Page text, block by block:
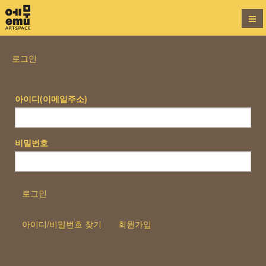
로그인
아이디(이메일주소)
비밀번호
로그인
아이디/비밀번호 찾기 회원가입